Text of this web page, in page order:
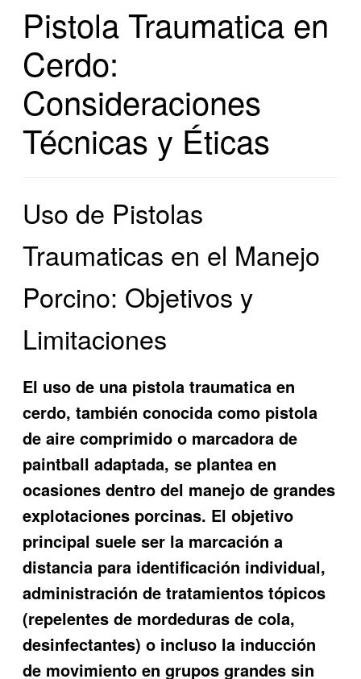
Pistola Traumatica en
Cerdo:
Consideraciones
Técnicas y Éticas
Uso de Pistolas
Traumaticas en el Manejo
Porcino: Objetivos y
Limitaciones
El uso de una pistola traumatica en
cerdo, también conocida como pistola
de aire comprimido o marcadora de
paintball adaptada, se plantea en
ocasiones dentro del manejo de grandes
explotaciones porcinas. El objetivo
principal suele ser la marcación a
distancia para identificación individual,
administración de tratamientos tópicos
(repelentes de mordeduras de cola,
desinfectantes) o incluso la inducción
de movimiento en grupos grandes sin